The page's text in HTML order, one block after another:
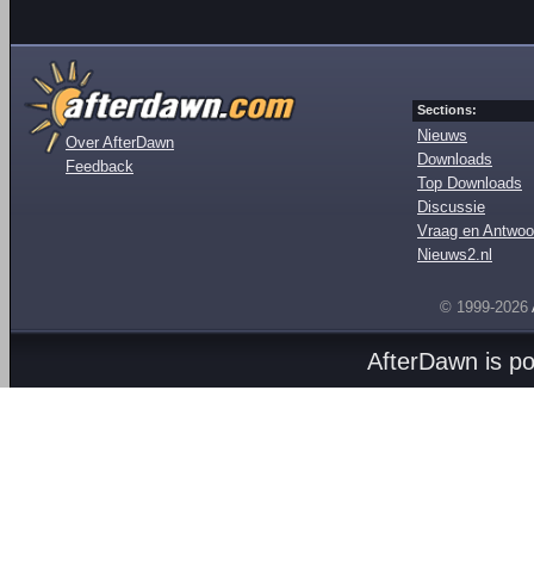
Over AfterDawn
Feedback
Sections:
Nieuws
Downloads
Top Downloads
Discussie
Vraag en
Nieuws2.nl
© 1999-2026
AfterDawn is